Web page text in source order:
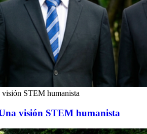
STEM humanista
visión STEM humanista